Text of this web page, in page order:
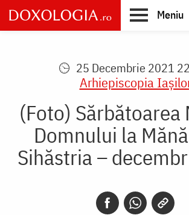
Skip
to
main
Meniu
25 Decembrie 2021
Arhiepiscopia
(Foto) Sărbătoarea
Domnului la
Sihăstria –